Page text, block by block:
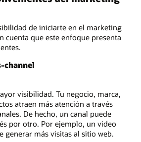
de iniciarte en el marketing
cuenta que este enfoque presenta
channel
visibilidad. Tu negocio, marca,
atraen más atención a través
De hecho, un canal puede
por otro. Por ejemplo, un video
generar más visitas al sitio web.